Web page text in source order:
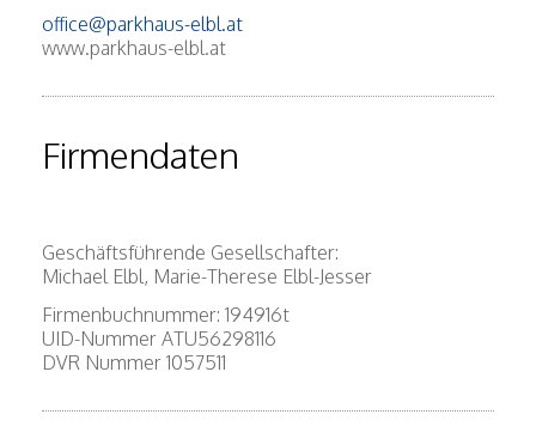
office@parkhaus-elbl.at
www.parkhaus-elbl.at
Firmendaten
Geschäftsführende Gesellschafter:
Michael Elbl, Marie-Therese Elbl-Jesser
Firmenbuchnummer: 194916t
UID-Nummer ATU56298116
DVR Nummer 1057511